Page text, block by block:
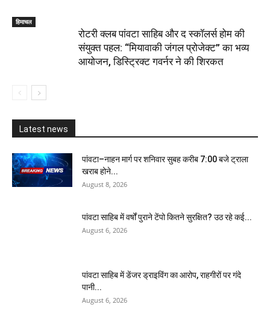
हिमाचल
​रोटरी क्लब पांवटा साहिब और द स्कॉलर्स होम की
संयुक्त पहल: “मियावाकी जंगल प्रोजेक्ट” का भव्य
आयोजन, डिस्ट्रिक्ट गवर्नर ने की शिरकत
Latest news
पांवटा–नाहन मार्ग पर शनिवार सुबह करीब 7:00 बजे ट्राला
खराब होने...
August 8, 2026
पांवटा साहिब में वर्षों पुराने टेंपो कितने सुरक्षित? उठ रहे कई...
August 6, 2026
पांवटा साहिब में डेंजर ड्राइविंग का आरोप, राहगीरों पर गंदे
पानी...
August 6, 2026